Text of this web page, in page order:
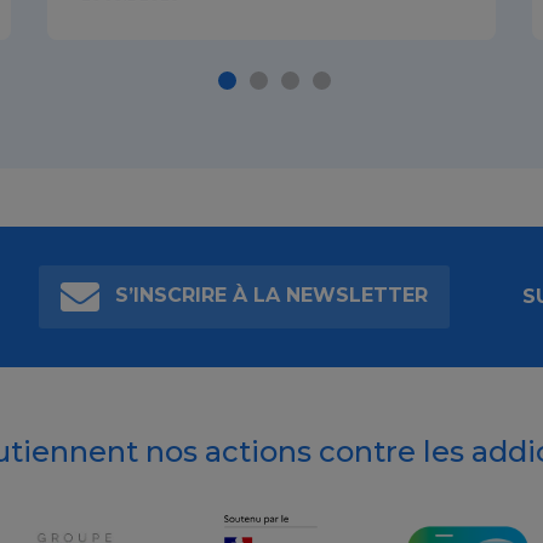
S’INSCRIRE À LA NEWSLETTER
nos actions contre les